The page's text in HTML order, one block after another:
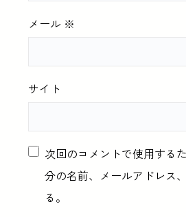
メール ※
サイト
次回のコメントで使用する
分の名前、メールアドレス
る。